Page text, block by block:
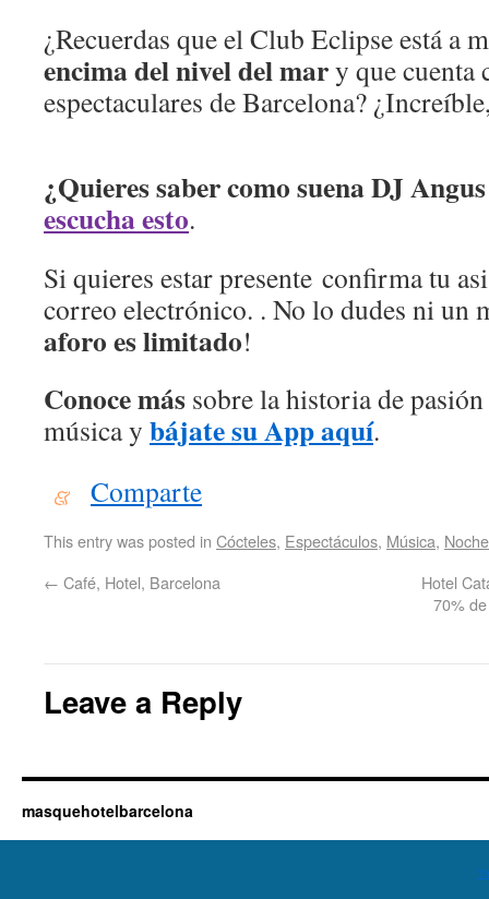
¿Recuerdas que el Club Eclipse está a
encima del nivel del mary que cuenta
espectaculares de Barcelona?
¿Quieres saber como suena DJ
escucha esto.
Si quieres estar presente confirma tu
correo electrónico. . No lo dudes ni un
aforo es limitado!
Conoce más sobre la historia de
música y bájate su App aquí.
Comparte
This entry was posted in Cócteles, Espectáculos, Música, Noche
← Café, Hotel, Barcelona
Hotel
70%
Leave a Reply
masquehotelbarcelona